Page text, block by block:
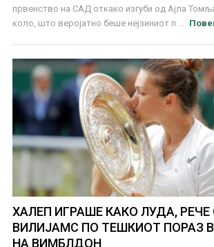
првенство на САД откако изгуби од Ајла
коло, што веројатно беше нејзиниот п ...
ХАЛЕП ИГРАШЕ КАКО ЛУДА, РЕЧЕ
ВИЛИЈАМС ПО ТЕШКИОТ ПОРАЗ
НА ВИМБЛДОН